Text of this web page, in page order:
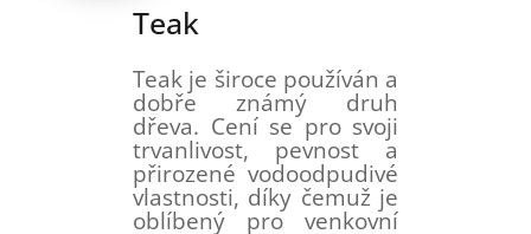
Teak
Teak je široce používán a
dobře známý druh
dřeva. Cení se pro svoji
trvanlivost, pevnost a
přirozené vodoodpudivé
vlastnosti, díky čemuž je
oblíbený pro venkovní